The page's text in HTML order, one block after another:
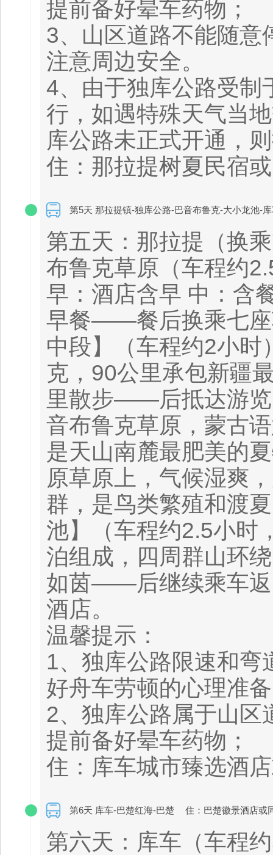
提前备好晕车药物；
3、山区道路不能随意
注意周边安全。
4、由于独库公路受制
行，如遇特殊天气当
库公路未正式开通，
住：那拉提树夏民宿
第5天 那拉提镇-独库公路-巴音布鲁克-大小龙池-
第五天：那拉提（换
布鲁克草原（车程约
早：酒店含早 中：含
早餐——餐后换乘七座
中段】（车程约2小时
克，90公里承包新疆
里散步——后抵达游览
音布鲁克草原，蒙古
是天山南麓最肥美的
原草原上，气候湿爽
群，是鸟类繁殖和
池】（车程约2.5小时
泊组成，四周群山环
如茵——后继续乘车
酒店。
温馨提示：
1、独库公路限速和弯
好舟车劳顿的心理准
2、独库公路属于山区
提前备好晕车药物；
住：库车城市臻选酒
第6天 库车-巴楚红海-巴楚 住：巴楚徽景酒店或
第六天：库车（车程